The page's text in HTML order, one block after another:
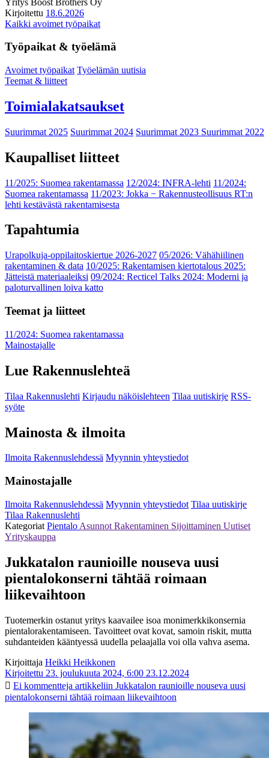
Kirjoitettu 18.6.2026
Kaikki avoimet työpaikat
Työpaikat & työelämä
Avoimet työpaikat Työelämän uutisia
Teemat & liitteet
Toimialakatsaukset
Suurimmat 2025 Suurimmat 2024 Suurimmat 2023 Suurimmat 2022
Kaupalliset liitteet
11/2025: Suomea rakentamassa 12/2024: INFRA-lehti 11/2024:
Suomea rakentamassa 11/2023: Jokka − Rakennusteollisuus RT:n
lehti kestävästä rakentamisesta
Tapahtumia
Urapolkuja-oppilaitoskiertue 2026-2027 05/2026: Vähähiilinen
rakentaminen & data 10/2025: Rakentamisen kiertotalous 2025:
Jätteistä materiaaleiksi 09/2024: Recticel Talks 2024: Moderni ja
paloturvallinen loiva katto
Teemat ja liitteet
11/2024: Suomea rakentamassa
Mainostajalle
Lue Rakennuslehteä
Tilaa Rakennuslehti Kirjaudu näköislehteen Tilaa uutiskirje RSS-
syöte
Mainosta & ilmoita
Ilmoita Rakennuslehdessä Myynnin yhteystiedot
Mainostajalle
Ilmoita Rakennuslehdessä Myynnin yhteystiedot Tilaa uutiskirje
Tilaa Rakennuslehti
Kategoriat Pientalo Asunnot Rakentaminen Sijoittaminen Uutiset
Yrityskauppa
Jukkatalon raunioille nouseva uusi
pientalokonserni tähtää roimaan
liikevaihtoon
Tuotemerkin ostanut yritys kaavailee isoa monimerkkikonsernia
pientalorakentamiseen. Tavoitteet ovat kovat, samoin riskit, mutta
suhdanteiden kääntyessä uudella pelaajalla voi olla vahva asema.
Kirjoittaja Heikki Heikkonen
Kirjoitettu 23. joulukuuta 2024, 6:00 23.12.2024
Ei kommentteja artikkeliin Jukkatalon raunioille nouseva uusi
pientalokonserni tähtää roimaan liikevaihtoon